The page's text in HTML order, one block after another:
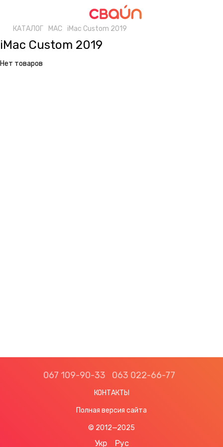
КАТАЛОГ MAC iMac Custom 2019
iMac Custom 2019
Нет товаров
067 109-90-33 063 022-66-77
КОНТАКТЫ
Полная версия сайта
© 2012—2025
Укр Рус